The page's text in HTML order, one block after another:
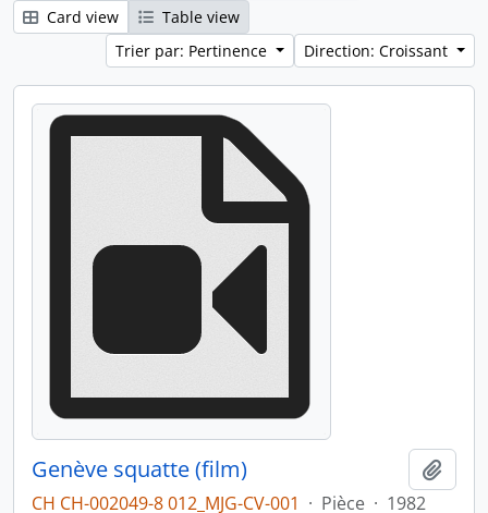
Card view
Table view
Trier par: Pertinence
Direction: Croissant
Genève squatte (film)
CH CH-002049-8 012_MJG-CV-001 · Pièce · 1982